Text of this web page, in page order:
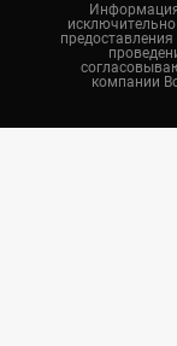
Казань
Воронеж
компании